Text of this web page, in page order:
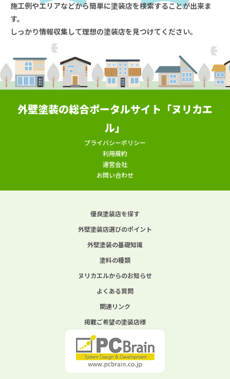
施工例やエリアなどから簡単に塗装店を検索することが出来ま
す。
しっかり情報収集して理想の塗装店を見つけてください。
外壁塗装の総合ポータルサイト「ヌリカエ
ル」
プライバシーポリシー
利用規約
運営会社
お問い合わせ
優良塗装店を探す
外壁塗装店選びのポイント
外壁塗装の基礎知識
塗料の種類
ヌリカエルからのお知らせ
よくある質問
関連リンク
掲載ご希望の塗装店様